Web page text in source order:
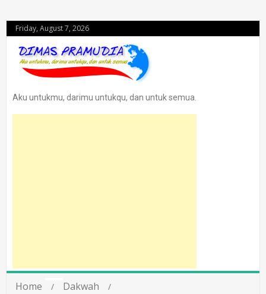
Friday, August 7, 2026
Aku untukmu, darimu untukqu, dan untuk semua.
Home
Dakwah